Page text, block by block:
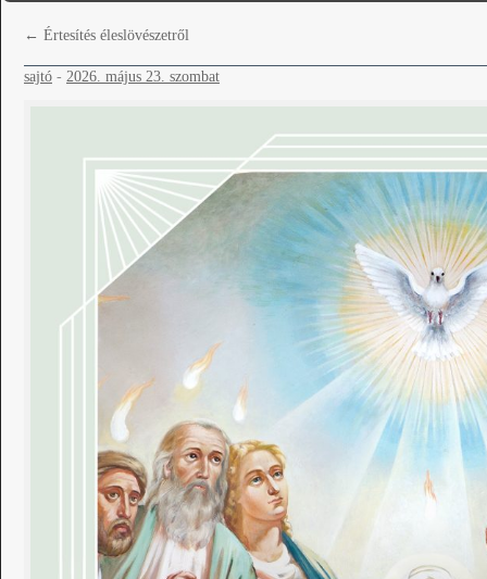
← Értesítés éleslövészetről
sajtó - 2026. május 23. szombat